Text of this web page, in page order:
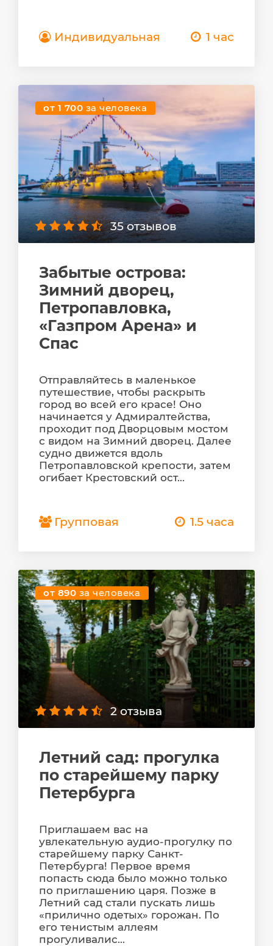
Индивидуальная 1 час
от 1 700 за человека
35 отзывов
Забытые острова:
Зимний дворец,
Петропавловка,
«Газпром Арена» и
Спас
Отправляйтесь в маленькое
путешествие, чтобы раскрыть
город во всей его красе! Оно
начинается у Адмиралтейства,
проходит под Дворцовым мостом
с видом на Зимний дворец. Далее
судно движется вдоль
Петропавловской крепости, затем
огибает Крестовский ост...
Групповая 1.5 часа
от 890 за человека
2 отзыва
Летний сад: прогулка
по старейшему парку
Петербурга
Приглашаем вас на
увлекательную аудио-прогулку по
старейшему парку Санкт-
Петербурга! Первое время
попасть сюда было можно только
по приглашению царя. Позже в
Летний сад стали пускать лишь
«прилично одетых» горожан. По
его тенистым аллеям
прогуливалис...